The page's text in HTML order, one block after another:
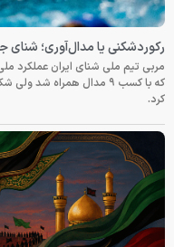
رکوردشکنی یا مدال‌آوری؛ شنای
مربی تیم ملی شنای ایران عملکرد
که با کسب ۹ مدال همراه شد
کرد.